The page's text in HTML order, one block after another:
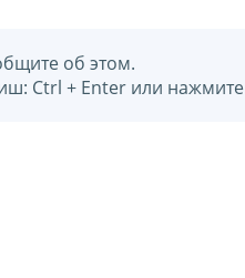
об этом.
Ctrl + Enter или нажмите